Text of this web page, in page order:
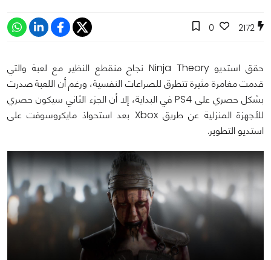
2172
0
حقق استديو Ninja Theory نجاح منقطع النظير مع لعبة والتي
قدمت مغامرة مثيرة تتطرق للصراعات النفسية، ورغم أن اللعبة صدرت
بشكل حصري على PS4 في البداية، إلا أن الجزء الثاني سيكون حصري
للأجهزة المنزلية عن طريق Xbox بعد استحواذ مايكروسوفت على
استديو التطوير.